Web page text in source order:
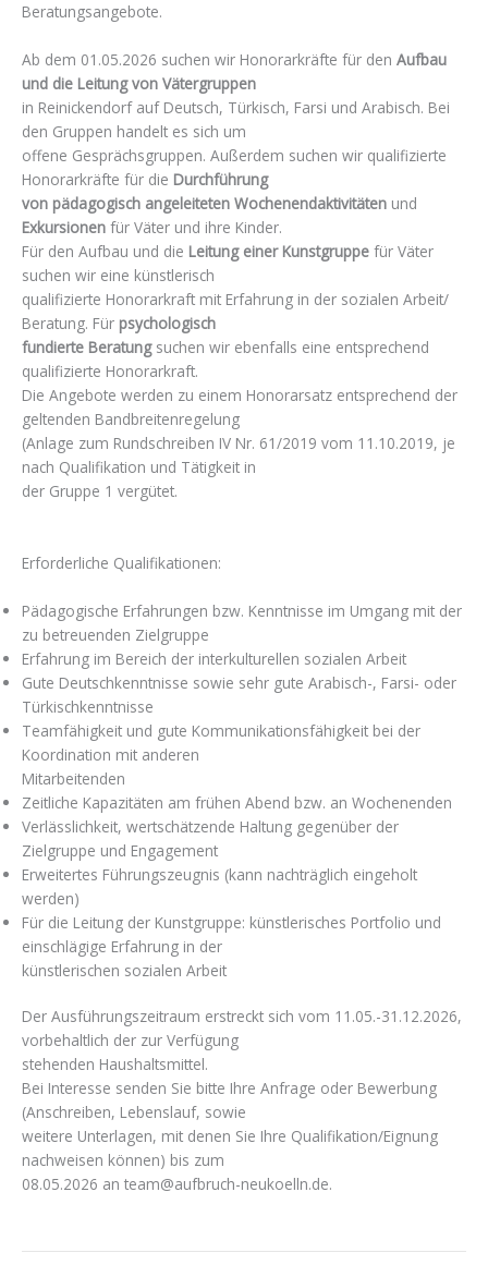
Beratungsangebote.
Ab dem 01.05.2026 suchen wir Honorarkräfte für den Aufbau
und die Leitung von Vätergruppen
in Reinickendorf auf Deutsch, Türkisch, Farsi und Arabisch. Bei
den Gruppen handelt es sich um
offene Gesprächsgruppen. Außerdem suchen wir qualifizierte
Honorarkräfte für die Durchführung
von pädagogisch angeleiteten Wochenendaktivitäten und
Exkursionen für Väter und ihre Kinder.
Für den Aufbau und die Leitung einer Kunstgruppe für Väter
suchen wir eine künstlerisch
qualifizierte Honorarkraft mit Erfahrung in der sozialen Arbeit/
Beratung. Für psychologisch
fundierte Beratungsuchen wir ebenfalls eine entsprechend
qualifizierte Honorarkraft.
Die Angebote werden zu einem Honorarsatz entsprechend der
geltenden Bandbreitenregelung
(Anlage zum Rundschreiben IV Nr. 61/2019 vom 11.10.2019, je
nach Qualifikation und Tätigkeit in
der Gruppe 1 vergütet.
Erforderliche Qualifikationen:
Pädagogische Erfahrungen bzw. Kenntnisse im Umgang mit der
zu betreuenden Zielgruppe
Erfahrung im Bereich der interkulturellen sozialen Arbeit
Gute Deutschkenntnisse sowie sehr gute Arabisch-, Farsi- oder
Türkischkenntnisse
Teamfähigkeit und gute Kommunikationsfähigkeit bei der
Koordination mit anderen
Mitarbeitenden
Zeitliche Kapazitäten am frühen Abend bzw. an Wochenenden
Verlässlichkeit, wertschätzende Haltung gegenüber der
Zielgruppe und Engagement
Erweitertes Führungszeugnis (kann nachträglich eingeholt
werden)
Für die Leitung der Kunstgruppe: künstlerisches Portfolio und
einschlägige Erfahrung in der
künstlerischen sozialen Arbeit
Der Ausführungszeitraum erstreckt sich vom 11.05.-31.12.2026,
vorbehaltlich der zur Verfügung
stehenden Haushaltsmittel.
Bei Interesse senden Sie bitte Ihre Anfrage oder Bewerbung
(Anschreiben, Lebenslauf, sowie
weitere Unterlagen, mit denen Sie Ihre Qualifikation/Eignung
nachweisen können) bis zum
08.05.2026 an team@aufbruch-neukoelln.de.